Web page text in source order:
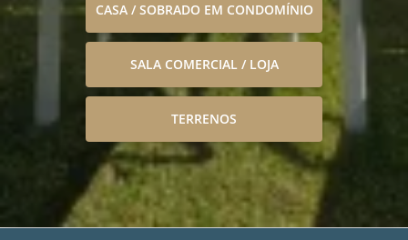
CASA / SOBRADO EM CONDOMÍNIO
SALA COMERCIAL / LOJA
TERRENOS